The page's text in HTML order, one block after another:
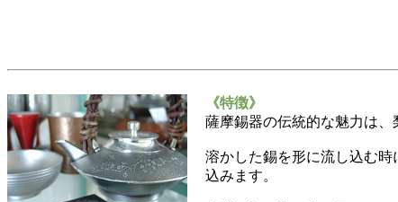
《特徴》
薩摩錫器の伝統的な魅力は、
溶かした錫を形に流し込む
込みます。